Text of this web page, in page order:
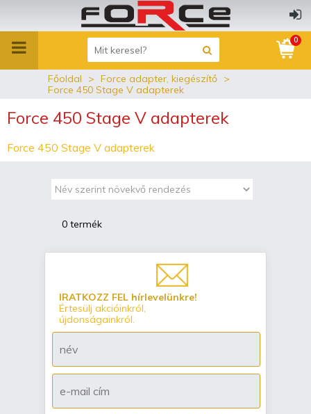
0
Főoldal
Force adapter, kiegészítő
Force 450 Stage V adapterek
Force 450 Stage V adapterek
Force 450 Stage V adapterek
0 termék
IRATKOZZ FEL hírlevelünkre!
Értesülj akcióinkról,
újdonságainkról.